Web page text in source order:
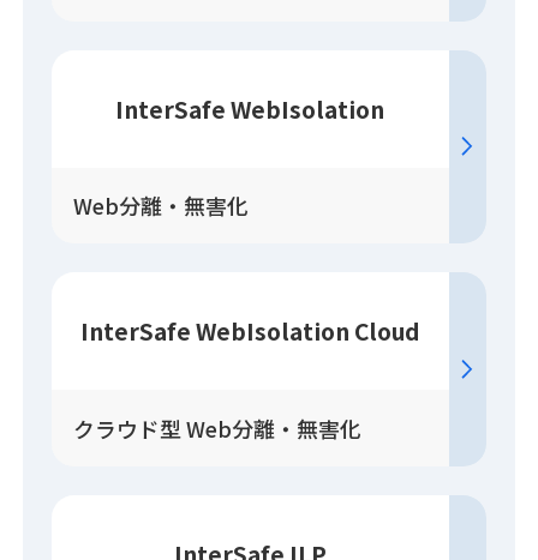
InterSafe WebIsolation
Web分離・無害化
InterSafe WebIsolation Cloud
クラウド型 Web分離・無害化